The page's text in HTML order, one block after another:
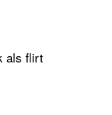
als flirt